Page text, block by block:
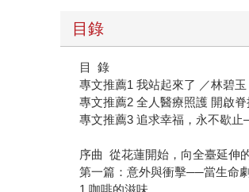
目錄
目 錄
專文推薦1 我站起來了 ／林碧玉
專文推薦2 全人醫療照護 開啟
專文推薦3 追求幸福，永不歇
序曲 從花蓮開始，向全臺延伸
第一篇：意外與衝擊──當生命
1 咖啡的滋味